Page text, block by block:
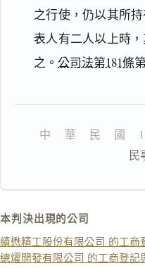
之行使，仍以其所
表人有二人以上時
之。公司法第181條
中    華    民    國
本判決出現的公司
績懋精工股份有限公司 的工商
總燿開發有限公司 的工商登記